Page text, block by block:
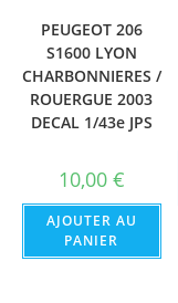
PEUGEOT 206
S1600 LYON
CHARBONNIERES /
ROUERGUE 2003
DECAL 1/43e JPS
10,00 €
AJOUTER AU
PANIER